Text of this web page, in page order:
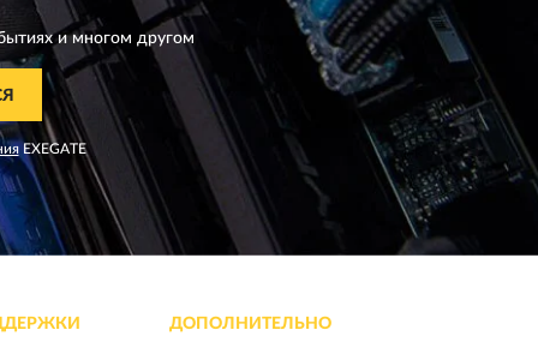
и многом другом
EXEGATE
ДОПОЛНИТЕЛЬНО